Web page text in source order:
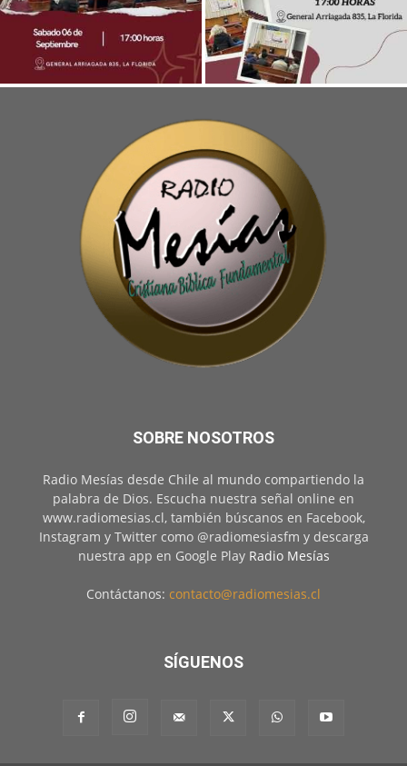
SOBRE NOSOTROS
Radio Mesías desde Chile al mundo compartiendo la
palabra de Dios. Escucha nuestra señal online en
www.radiomesias.cl, también búscanos en Facebook,
Instagram y Twitter como @radiomesiasfm y descarga
nuestra app en Google Play Radio Mesías
Contáctanos: contacto@radiomesias.cl
SÍGUENOS